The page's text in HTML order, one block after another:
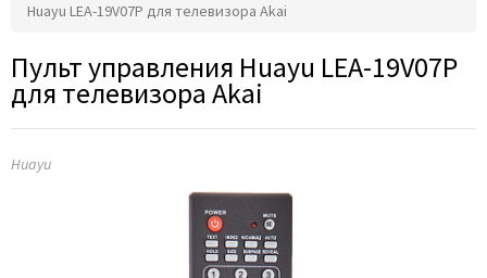
Huayu LEA-19V07P для телевизора Akai
Пульт управления Huayu LEA-19V07P
для телевизора Akai
Huayu